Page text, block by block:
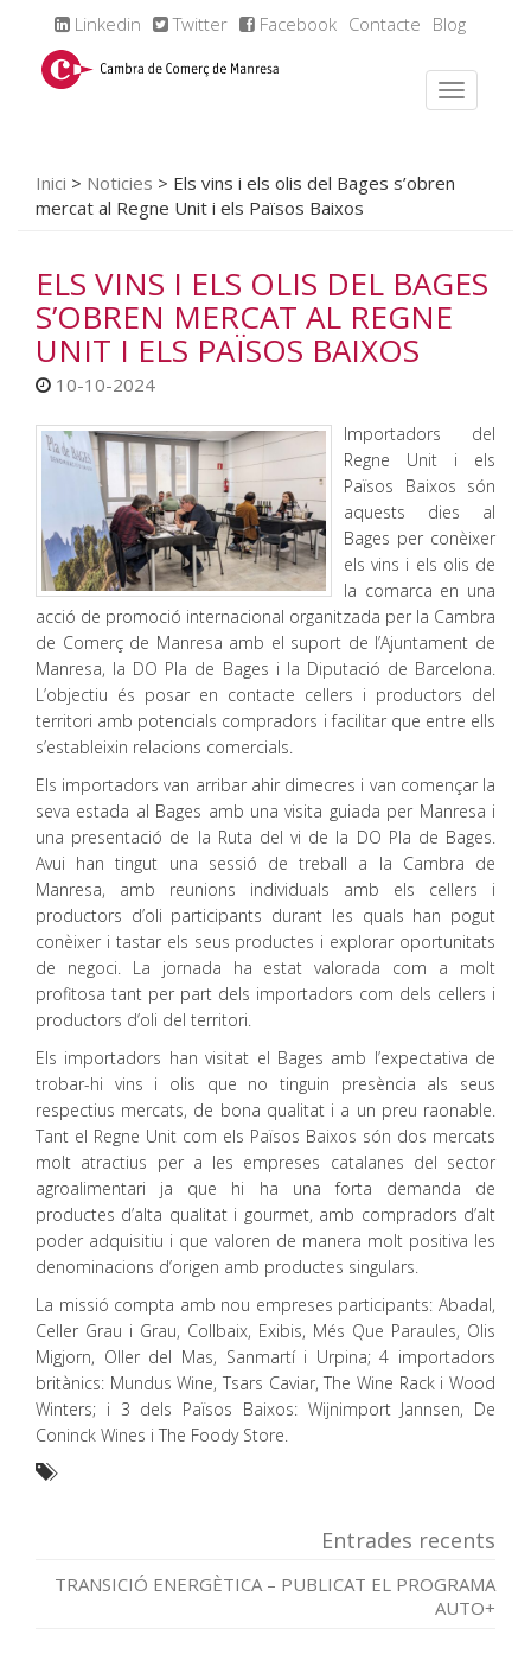
Linkedin Twitter Facebook Contacte Blog
Inici > Noticies > Els vins i els olis del Bages s’obren
mercat al Regne Unit i els Països Baixos
ELS VINS I ELS OLIS DEL BAGES
S’OBREN MERCAT AL REGNE
UNIT I ELS PAÏSOS BAIXOS
10-10-2024
Importadors del
Regne Unit i els
Països Baixos són
aquests dies al
Bages per conèixer
els vins i els olis de
la comarca en una
acció de promoció internacional organitzada per la Cambra
de Comerç de Manresa amb el suport de l’Ajuntament de
Manresa, la DO Pla de Bages i la Diputació de Barcelona.
L’objectiu és posar en contacte cellers i productors del
territori amb potencials compradors i facilitar que entre ells
s’estableixin relacions comercials.
Els importadors van arribar ahir dimecres i van començar la
seva estada al Bages amb una visita guiada per Manresa i
una presentació de la Ruta del vi de la DO Pla de Bages.
Avui han tingut una sessió de treball a la Cambra de
Manresa, amb reunions individuals amb els cellers i
productors d’oli participants durant les quals han pogut
conèixer i tastar els seus productes i explorar oportunitats
de negoci. La jornada ha estat valorada com a molt
profitosa tant per part dels importadors com dels cellers i
productors d’oli del territori.
Els importadors han visitat el Bages amb l’expectativa de
trobar-hi vins i olis que no tinguin presència als seus
respectius mercats, de bona qualitat i a un preu raonable.
Tant el Regne Unit com els Països Baixos són dos mercats
molt atractius per a les empreses catalanes del sector
agroalimentari ja que hi ha una forta demanda de
productes d’alta qualitat i gourmet, amb compradors d’alt
poder adquisitiu i que valoren de manera molt positiva les
denominacions d’origen amb productes singulars.
La missió compta amb nou empreses participants: Abadal,
Celler Grau i Grau, Collbaix, Exibis, Més Que Paraules, Olis
Migjorn, Oller del Mas, Sanmartí i Urpina; 4 importadors
britànics: Mundus Wine, Tsars Caviar, The Wine Rack i Wood
Winters; i 3 dels Països Baixos: Wijnimport Jannsen, De
Coninck Wines i The Foody Store.
Entrades recents
TRANSICIÓ ENERGÈTICA – PUBLICAT EL PROGRAMA
AUTO+